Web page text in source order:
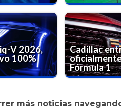
V 2026,
100%
Cadillac
Fórmula 1
más noticias